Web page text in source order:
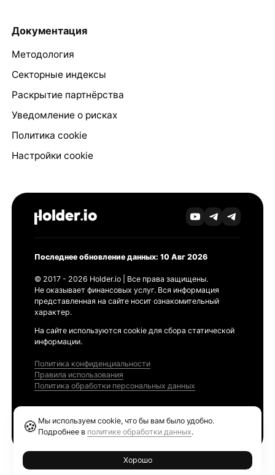
Документация
Методология
Секторные индексы
Раскрытие партнёрства
Уведомление о рисках
Политика cookie
Настройки cookie
Последнее обновление данных: 10 Авг 2026
© 2017 - 2026 Holder.io | Все права защищены.
Не оказывает финансовых услуг. Вся информация
представленная на сайте носит ознакомительный
характер.
На сайте используются cookie для сбора статической
информации.
Политика конфиденциальности
Правила использования
Политика обработки персональных данных
🍪 Мы используем cookie, что бы вам было удобно.
Подробнее в политике обработки данных.
Хорошо
Ethereum GAS Tracker